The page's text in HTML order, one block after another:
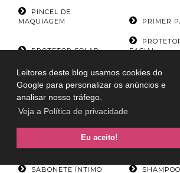
Leitores deste blog usamos cookies do
Google para personalizar os anúncios e
analisar nosso tráfego.
Veja a Política de privacidade
Eu aceito!
PINCEL DE
MAQUIAGEM
PRIMER
PROTETOR SOLAR
FACIAL
PROTETOR TÉRMICO PUBLI
PÓ BRONZER
REMOVEDOR DE
ESMALTE
MAQUIAGEM
SABONETE ÍNTIMO SHAMPOO